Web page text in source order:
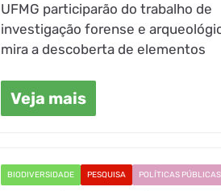
UFMG participarão do trabalho de
investigação forense e
mira a descoberta de elementos
Veja mais
BIODIVERSIDADE PESQUISA POLÍTICAS PÚBLICAS